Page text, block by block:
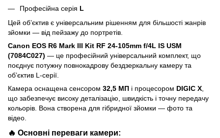
Професійна серія L
Цей об’єктив є універсальним рішенням для більшості жанрів
зйомки — від пейзажу до портретів.
Canon EOS R6 Mark III Kit RF 24-105mm f/4L IS USM
(7084C027) — це професійний універсальний комплект, що
поєднує потужну повнокадрову бездзеркальну камеру та
об’єктив L-серії.
Камера оснащена сенсором 32,5 МП і процесором DIGIC X
що забезпечує високу деталізацію, швидкість і точну передачу
кольорів. Вона створена для гібридної зйомки — фото та
відео.
🔥 Основні переваги камери: